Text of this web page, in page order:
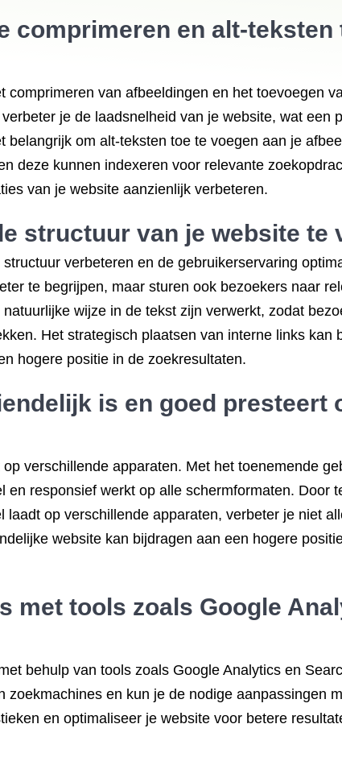
comprimeren en alt-teksten
van afbeeldingen en het toevoegen
je de laadsnelheid van je website, wat een
om alt-teksten toe te voegen aan je
deze kunnen indexeren voor relevante
van je website aanzienlijk verbeteren.
structuur van je website te
verbeteren en de gebruikerservaring
te begrijpen, maar sturen ook bezoekers naar
wijze in de tekst zijn verwerkt, zodat
Het strategisch plaatsen van interne links kan
hogere positie in de zoekresultaten.
is en goed presteert
verschillende apparaten. Met het toenemende
responsief werkt op alle schermformaten. Door
op verschillende apparaten, verbeter je niet
website kan bijdragen aan een hogere
met tools zoals Google
behulp van tools zoals Google Analytics en
en kun je de nodige aanpassingen
en optimaliseer je website voor betere